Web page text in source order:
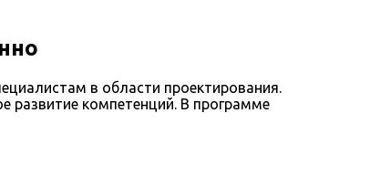
в области проектирования.
развитие компетенций. В программе